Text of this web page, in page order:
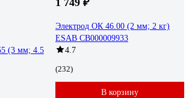
(3 мм; 4.5
Электрод ОК 46.00 (2 мм; 2 кг)
ESAB СВ000009933
4.7
(232)
В корзину